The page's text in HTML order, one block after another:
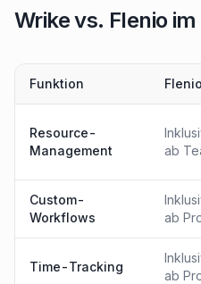
Wrike vs. Flenio im
Funktion Flenio
Resource-
Management
ab
Custom-
Workflows
ab
Time-Tracking
ab